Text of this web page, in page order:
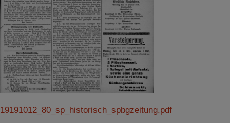
19191012_80_sp_historisch_spbgzeitung.pdf